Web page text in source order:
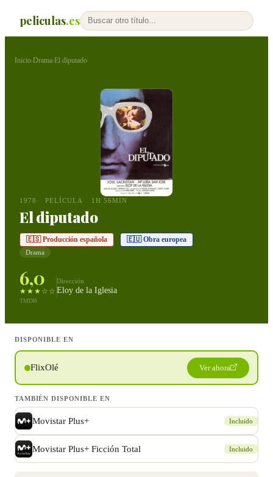
peliculas.es
Inicio›Drama›El diputado
1978 PELÍCULA 1H 56MIN
El diputado
🇪🇸 Producción española 🇪🇺 Obra europea
Drama
6,0
★★★☆☆
TMDB
Dirección
Eloy de la Iglesia
DISPONIBLE EN
FlixOlé Ver ahora
TAMBIÉN DISPONIBLE EN
Movistar Plus+ Incluido
Movistar Plus+ Ficción Total Incluido